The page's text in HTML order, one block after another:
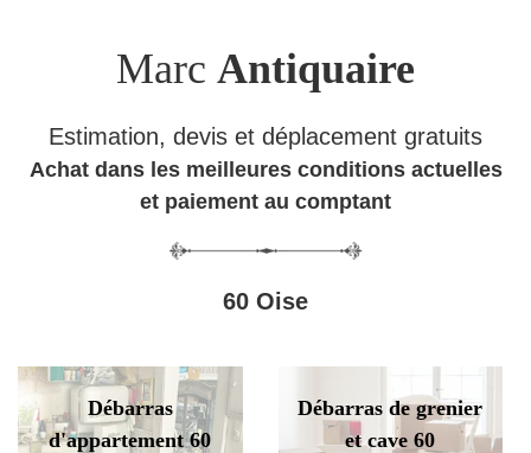
Marc Antiquaire
Estimation, devis et déplacement gratuits
Achat dans les meilleures conditions actuelles
et paiement au comptant
60 Oise
Débarras
d'appartement 60
Débarras de grenier
et cave 60